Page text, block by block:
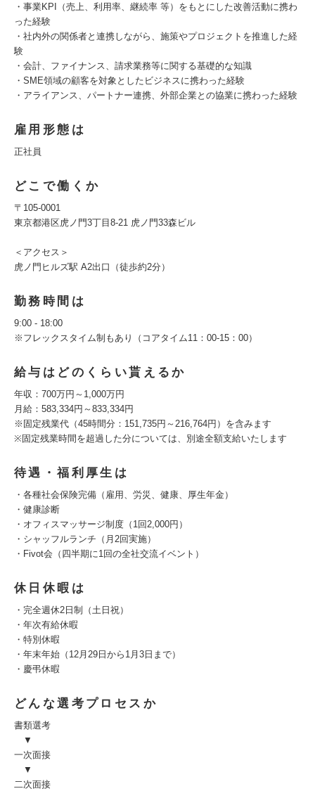
・事業KPI（売上、利用率、継続率 等）をもとにした改善活動に携わ
った経験
・社内外の関係者と連携しながら、施策やプロジェクトを推進した経
験
・会計、ファイナンス、請求業務等に関する基礎的な知識
・SME領域の顧客を対象としたビジネスに携わった経験
・アライアンス、パートナー連携、外部企業との協業に携わった経験
雇用形態は
正社員
どこで働くか
〒105-0001
東京都港区虎ノ門3丁目8-21 虎ノ門33森ビル
＜アクセス＞
虎ノ門ヒルズ駅 A2出口（徒歩約2分）
勤務時間は
9:00 - 18:00
※フレックスタイム制もあり（コアタイム11：00-15：00）
給与はどのくらい貰えるか
年収：700万円～1,000万円
月給：583,334円～833,334円
※固定残業代（45時間分：151,735円～216,764円）を含みます
※固定残業時間を超過した分については、別途全額支給いたします
待遇・福利厚生は
・各種社会保険完備（雇用、労災、健康、厚生年金）
・健康診断
・オフィスマッサージ制度（1回2,000円）
・シャッフルランチ（月2回実施）
・Fivot会（四半期に1回の全社交流イベント）
休日休暇は
・完全週休2日制（土日祝）
・年次有給休暇
・特別休暇
・年末年始（12月29日から1月3日まで）
・慶弔休暇
どんな選考プロセスか
書類選考
▼
一次面接
▼
二次面接